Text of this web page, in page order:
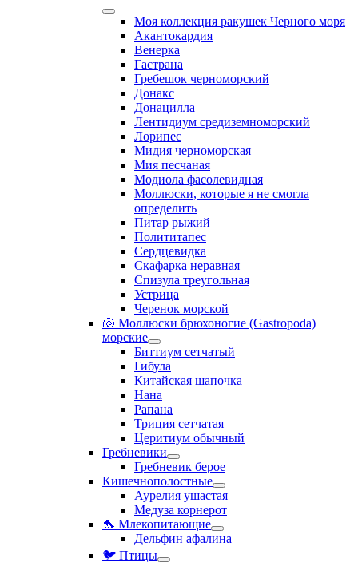
Моя коллекция ракушек Черного моря
Акантокардия
Венерка
Гастрана
Гребешок черноморский
Донакс
Донацилла
Лентидиум средиземноморский
Лорипес
Мидия черноморская
Мия песчаная
Модиола фасолевидная
Моллюски, которые я не смогла
определить
Питар рыжий
Полититапес
Сердцевидка
Скафарка неравная
Спизула треугольная
Устрица
Черенок морской
🐚 Моллюски брюхоногие (Gastropoda)
морские
Биттиум сетчатый
Гибула
Китайская шапочка
Нана
Рапана
Триция сетчатая
Церитиум обычный
Гребневики
Гребневик берое
Кишечнополостные
Аурелия ушастая
Медуза корнерот
🐬 Млекопитающие
Дельфин афалина
🐦 Птицы